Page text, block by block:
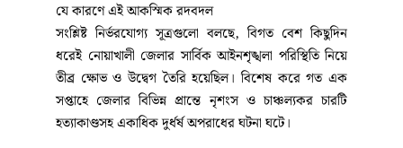
যে কারণে এই আকস্মিক রদবদল
সংশ্লিষ্ট নির্ভরযোগ্য সূত্রগুলো বলছে, বিগত বেশ কিছুদিন
ধরেই নোয়াখালী জেলার সার্বিক আইনশৃঙ্খলা পরিস্থিতি নিয়ে
তীব্র ক্ষোভ ও উদ্বেগ তৈরি হয়েছিল। বিশেষ করে গত এক
সপ্তাহে জেলার বিভিন্ন প্রান্তে নৃশংস ও চাঞ্চল্যকর চারটি
হত্যাকাণ্ডসহ একাধিক দুর্ধর্ষ অপরাধের ঘটনা ঘটে।